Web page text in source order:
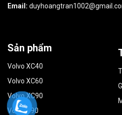
Email:
Sản phẩm
Volvo XC40
Volvo XC60
Volvo XC90
Volvo S90